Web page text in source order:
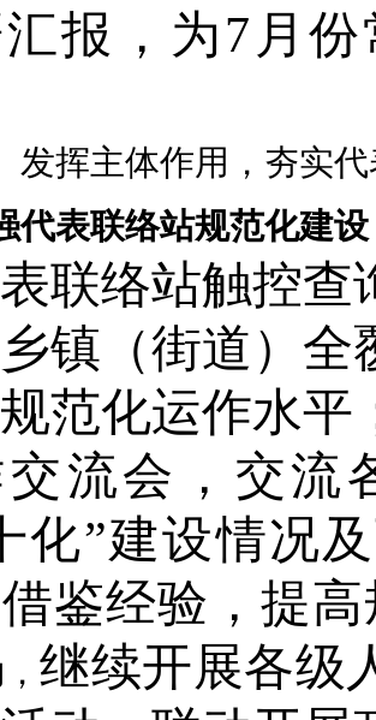
报，为7月
发挥主体作用，夯实
代表联络站规范化建设
联络站触控查
镇（街道）全
范化运作水平
流会，交流
化”建设情况
鉴经验，提
，继续开展各级